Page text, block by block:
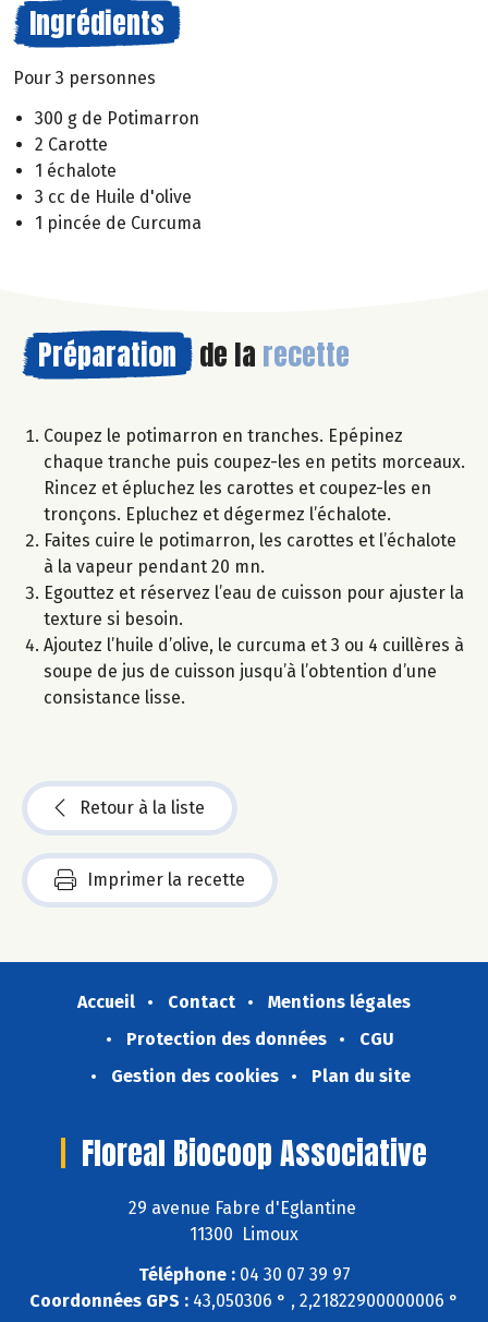
Ingrédients
Pour 3 personnes
300 g de Potimarron
2 Carotte
1 échalote
3 cc de Huile d'olive
1 pincée de Curcuma
Préparation de la recette
Coupez le potimarron en tranches. Epépinez
chaque tranche puis coupez-les en petits morceaux.
Rincez et épluchez les carottes et coupez-les en
tronçons. Epluchez et dégermez l’échalote.
Faites cuire le potimarron, les carottes et l’échalote
à la vapeur pendant 20 mn.
Egouttez et réservez l’eau de cuisson pour ajuster la
texture si besoin.
Ajoutez l’huile d’olive, le curcuma et 3 ou 4 cuillères à
soupe de jus de cuisson jusqu’à l’obtention d’une
consistance lisse.
Retour à la liste
Imprimer la recette
Accueil Contact
Mentions légales
Protection des données
CGU
Gestion des cookies
Plan du site
Floreal Biocoop Associative
29 avenue Fabre d'Eglantine
11300 Limoux
Téléphone :04 30 07 39 97
Coordonnées GPS : 43,050306 ° , 2,21822900000006 °